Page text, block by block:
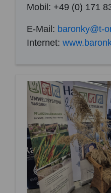
Mobil: +49 (0) 171
E-Mail: baronky@t-
Internet: